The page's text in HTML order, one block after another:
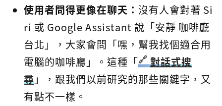
使用者問得更像在聊天： 沒有人會對著 Si
ri 或 Google Assistant 說「安靜 咖啡廳
台北」，大家會問「嘿，幫我找個適合用
電腦的咖啡廳」。這種「
對話式搜
尋」，跟我們以前研究的那些關鍵字，又
有點不一樣。